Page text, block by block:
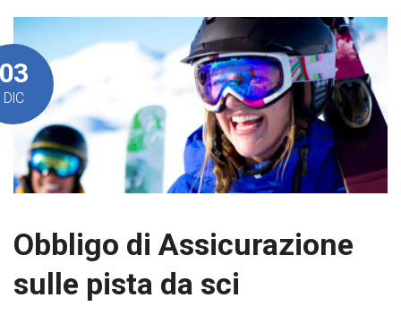
DIC
Obbligo di Assicurazione
sulle pista da sci